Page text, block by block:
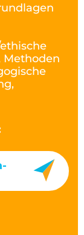
Methoden